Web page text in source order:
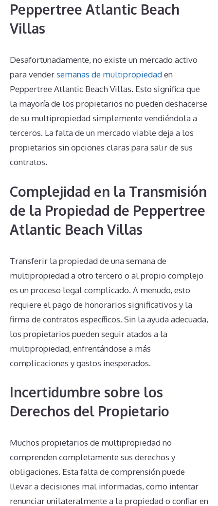
Peppertree Atlantic Beach
Villas
Desafortunadamente, no existe un mercado activo
para vendersemanas de multipropiedaden
Peppertree Atlantic Beach Villas. Esto significa que
la mayoría de los propietarios no pueden deshacerse
de su multipropiedad simplemente vendiéndola a
terceros. La falta de un mercado viable deja a los
propietarios sin opciones claras para salir de sus
contratos.
Complejidad en la Transmisión
de la Propiedad de Peppertree
Atlantic Beach Villas
Transferir la propiedad de una semana de
multipropiedad a otro tercero o al propio complejo
es un proceso legal complicado. A menudo, esto
requiere el pago de honorarios significativos y la
firma de contratos específicos. Sin la ayuda adecuada,
los propietarios pueden seguir atados a la
multipropiedad, enfrentándose a más
complicaciones y gastos inesperados.
Incertidumbre sobre los
Derechos del Propietario
Muchos propietarios de multipropiedad no
comprenden completamente sus derechos y
obligaciones. Esta falta de comprensión puede
llevar a decisiones mal informadas, como intentar
renunciar unilateralmente a la propiedad o confiar en